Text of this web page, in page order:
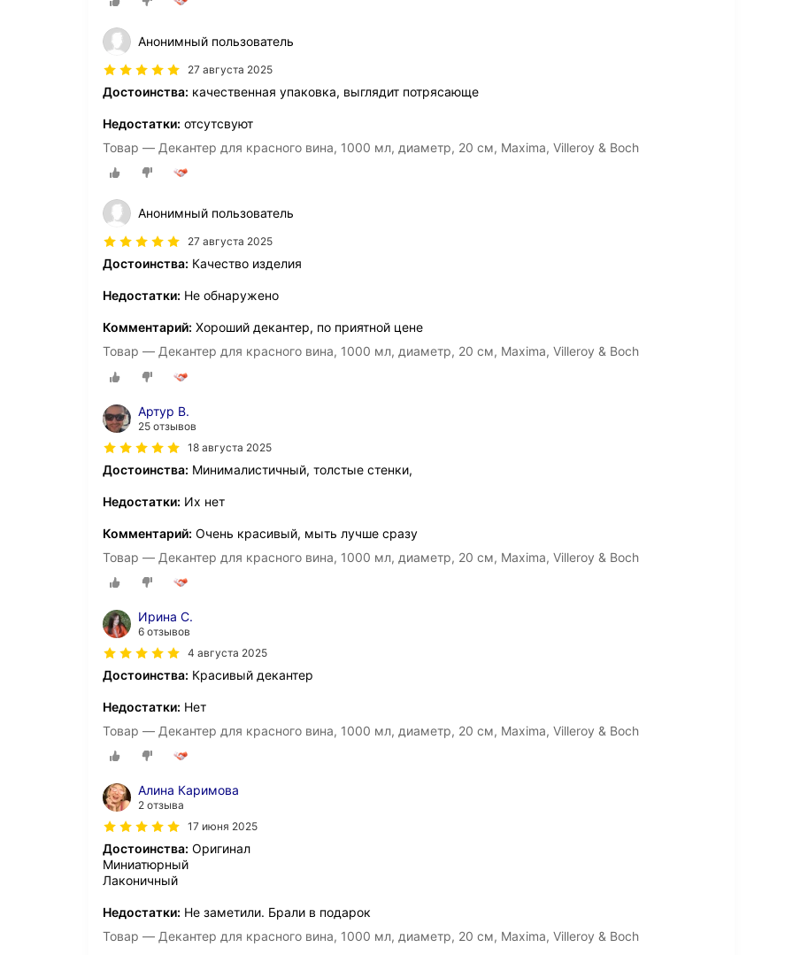
Анонимный пользователь
27 августа 2025
Достоинства: качественная упаковка, выглядит потрясающе
Недостатки: отсутсвуют
Товар — Декантер для красного вина, 1000 мл, диаметр, 20 см, Maxima, Villeroy & Boch
Анонимный пользователь
27 августа 2025
Достоинства: Качество изделия
Недостатки: Не обнаружено
Комментарий: Хороший декантер, по приятной цене
Товар — Декантер для красного вина, 1000 мл, диаметр, 20 см, Maxima, Villeroy & Boch
Артур В.
25 отзывов
18 августа 2025
Достоинства: Минималистичный, толстые стенки,
Недостатки: Их нет
Комментарий: Очень красивый, мыть лучше сразу
Товар — Декантер для красного вина, 1000 мл, диаметр, 20 см, Maxima, Villeroy & Boch
Ирина С.
6 отзывов
4 августа 2025
Достоинства: Красивый декантер
Недостатки: Нет
Товар — Декантер для красного вина, 1000 мл, диаметр, 20 см, Maxima, Villeroy & Boch
Алина Каримова
2 отзыва
17 июня 2025
Достоинства: Оригинал
Миниатюрный
Лаконичный
Недостатки: Не заметили. Брали в подарок
Товар — Декантер для красного вина, 1000 мл, диаметр, 20 см, Maxima, Villeroy & Boch